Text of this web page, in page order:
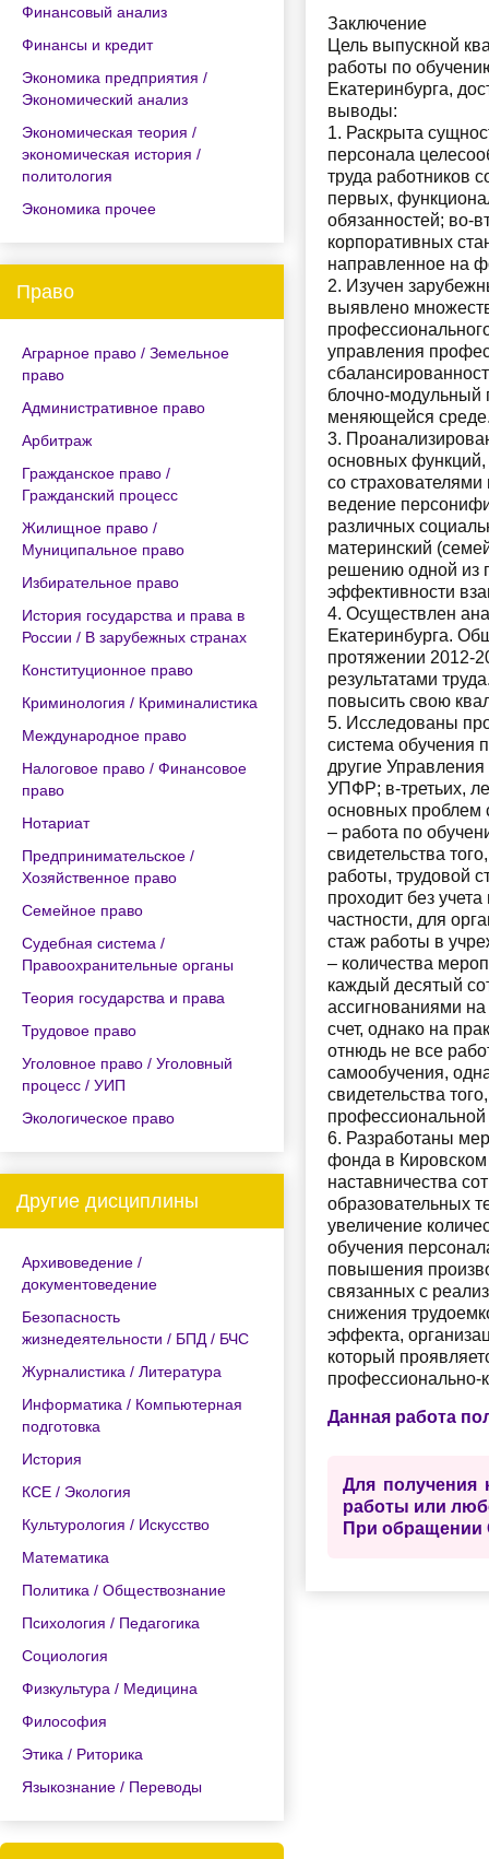
Финансовый анализ
Финансы и кредит
Экономика предприятия /
Экономический анализ
Экономическая теория /
экономическая история /
политология
Экономика прочее
Право
Аграрное право / Земельное
право
Административное право
Арбитраж
Гражданское право /
Гражданский процесс
Жилищное право /
Муниципальное право
Избирательное право
История государства и права в
России / В зарубежных странах
Конституционное право
Криминология / Криминалистика
Международное право
Налоговое право / Финансовое
право
Нотариат
Предпринимательское /
Хозяйственное право
Семейное право
Судебная система /
Правоохранительные органы
Теория государства и права
Трудовое право
Уголовное право / Уголовный
процесс / УИП
Экологическое право
Другие дисциплины
Архивоведение /
документоведение
Безопасность
жизнедеятельности / БПД / БЧС
Журналистика / Литература
Информатика / Компьютерная
подготовка
История
КСЕ / Экология
Культурология / Искусство
Математика
Политика / Обществознание
Психология / Педагогика
Социология
Физкультура / Медицина
Философия
Этика / Риторика
Языкознание / Переводы
Заключение
Цель выпускной
работы по
Екатеринбурга,
выводы:
1. Раскрыта
персонала
труда работников
первых,
обязанностей; во-
корпоративных
направленное на
2. Изучен
выявлено
управления
блочно-модульный
меняющейся
3.
основных
со
ведение
различных
материнский
решению одной из
эффективности
4. Осуществлен
Екатеринбурга.
протяжении 2012-
результатами
повысить свою
5. Исследованы
система обучения
другие
УПФР; в-третьих,
основных проблем
– работа по
свидетельства
работы, трудовой
проходит без
частности, для
стаж работы в
– количества
каждый десятый
ассигнованиями
счет, однако на
отнюдь не все
самообучения,
свидетельства
профессиональной
6. Разработаны
фонда в Кировском
наставничества
образовательных
увеличение
обучения
повышения
связанных с
снижения
эффекта,
который
профессионально-
Данная работа
Для получения
работы или
При обращении